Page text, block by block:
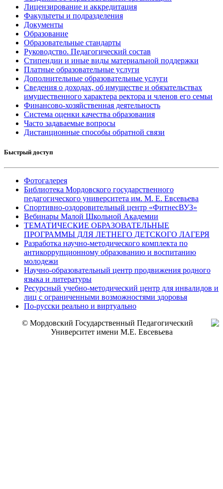
Лицензирование и аккредитация
Факультеты и подразделения
Документы
Образование
Образовательные стандарты
Руководство. Педагогический состав
Стипендии и иные виды материальной поддержки
Платные образовательные услуги
Дополнительные образовательные услуги
Сведения о доходах, об имуществе и обязательствах
имущественного характера ректора и членов его семьи
Финансово-хозяйственная деятельность
Система оценки качества образования
Часто задаваемые вопросы
Дистанционные способы обратной связи
Быстрый доступ
Фотогалерея
Библиотека Мордовского государственного
педагогического университета им. М. Е. Евсевьева
Спортивно-оздоровительный центр «ФитнесВУЗ»
Вебинары Малой Школьной Академии
ТЕМАТИЧЕСКИЕ ОБРАЗОВАТЕЛЬНЫЕ
ПРОГРАММЫ ДЛЯ ЛЕТНЕГО ДЕТСКОГО ЛАГЕРЯ
Разработка научно-методического комплекта по
антикоррупционному образованию и воспитанию
молодежи
Научно-образовательный центр продвижения родного
языка и литературы
Ресурсный учебно-методический центр для инвалидов и
лиц с ограниченными возможностями здоровья
По-русски реально и виртуально
© Мордовский Государственный Педагогический
Университет имени М.Е. Евсевьева